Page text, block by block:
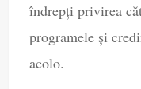
îndrepți privirea
programele și
acolo.